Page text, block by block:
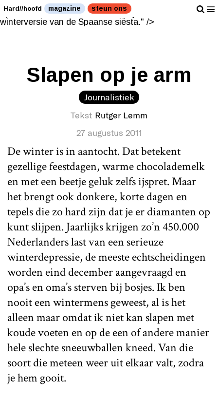
Het ideale dutje - de Nederlandse winterversie van de
Spaanse siësta." />Het ideale dutje - de Nederlandse
winterversie van de Spaanse siësta." />
Hard//hoofd magazine steun ons
Slapen op je arm
Journalistiek
Tekst Rutger Lemm
27 augustus 2011
De winter is in aantocht. Dat betekent
gezellige feestdagen, warme chocolademelk
en met een beetje geluk zelfs ijspret. Maar
het brengt ook donkere, korte dagen en
tepels die zo hard zijn dat je er diamanten op
kunt slijpen. Jaarlijks krijgen zo’n 450.000
Nederlanders last van een serieuze
winterdepressie, de meeste echtscheidingen
worden eind december aangevraagd en
opa’s en oma’s sterven bij bosjes. Ik ben
nooit een wintermens geweest, al is het
alleen maar omdat ik niet kan slapen met
koude voeten en op de een of andere manier
hele slechte sneeuwballen kneed. Van die
soort die meteen weer uit elkaar valt, zodra
je hem gooit.